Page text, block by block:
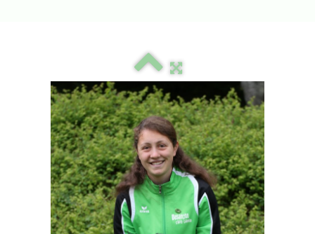
Contact & Horaire
Liens utiles
Espace Adhérent